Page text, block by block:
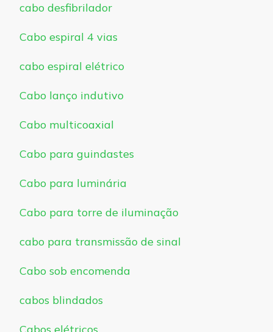
cabo desfibrilador
Cabo espiral 4 vias
cabo espiral elétrico
Cabo lanço indutivo
Cabo multicoaxial
Cabo para guindastes
Cabo para luminária
Cabo para torre de iluminação
cabo para transmissão de sinal
Cabo sob encomenda
cabos blindados